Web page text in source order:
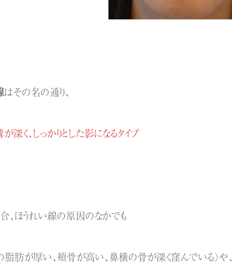
はその名の通り、
深く、しっかりとした影になるタイプ
、ほうれい線の原因のなかでも
脂肪が厚い、頬骨が高い、鼻横の骨が深く窪んでいる）や、